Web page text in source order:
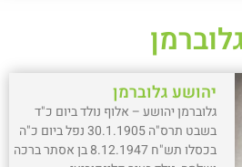
יהושע גלוברמן
גלוברמן יהושע – אלוף נולד ביום כ"ד
בשבט תרס"ה 30.1.1905 נפל ביום כ"ה
בכסלו תש"ח 8.12.1947 בן אסתר ברכה